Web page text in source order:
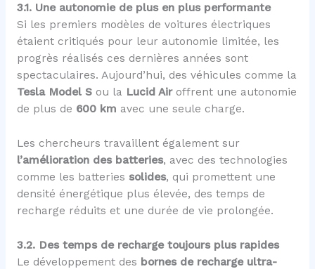
3.1. Une autonomie de plus en plus performante
Si les premiers modèles de voitures électriques
étaient critiqués pour leur autonomie limitée, les
progrès réalisés ces dernières années sont
spectaculaires. Aujourd’hui, des véhicules comme la
Tesla Model Sou la Lucid Airoffrent une autonomie
de plus de 600 km avec une seule charge.
Les chercheurs travaillent également sur
l’amélioration des batteries, avec des technologies
comme les batteries solides, qui promettent une
densité énergétique plus élevée, des temps de
recharge réduits et une durée de vie prolongée.
3.2. Des temps de recharge toujours plus rapides
Le développement des bornes de recharge ultra-